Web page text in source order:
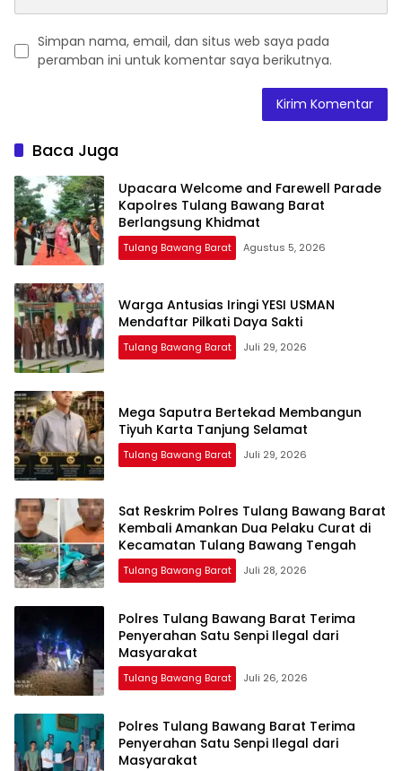
Simpan nama, email, dan situs web saya pada
peramban ini untuk komentar saya berikutnya.
Baca Juga
Upacara Welcome and Farewell Parade
Kapolres Tulang Bawang Barat
Berlangsung Khidmat
Tulang Bawang Barat Agustus 5, 2026
Warga Antusias Iringi YESI USMAN
Mendaftar Pilkati Daya Sakti
Tulang Bawang Barat Juli 29, 2026
Mega Saputra Bertekad Membangun
Tiyuh Karta Tanjung Selamat
Tulang Bawang Barat Juli 29, 2026
Sat Reskrim Polres Tulang Bawang Barat
Kembali Amankan Dua Pelaku Curat di
Kecamatan Tulang Bawang Tengah
Tulang Bawang Barat Juli 28, 2026
Polres Tulang Bawang Barat Terima
Penyerahan Satu Senpi Ilegal dari
Masyarakat
Tulang Bawang Barat Juli 26, 2026
Polres Tulang Bawang Barat Terima
Penyerahan Satu Senpi Ilegal dari
Masyarakat